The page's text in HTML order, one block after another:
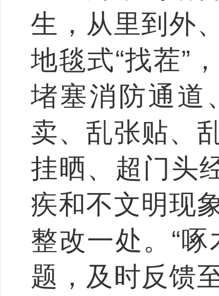
生，从里到外
地毯式“找茬”
堵塞消防通道
卖、乱张贴、
挂晒、超门头
疾和不文明现
整改一处。“
题，及时反馈